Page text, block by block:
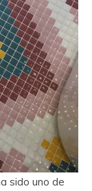
sido uno de